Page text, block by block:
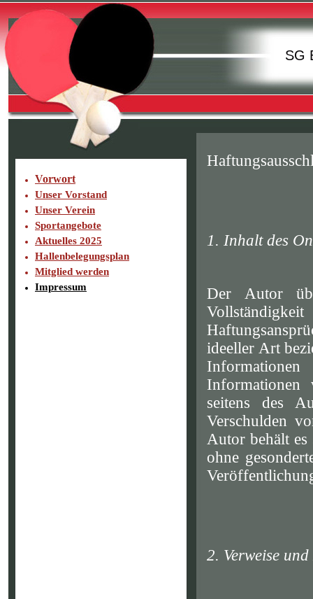
SG
Vorwort
Unser Vorstand
Unser Verein
Sportangebote
Aktuelles 2025
Hallenbelegungsplan
Mitglied werden
Impressum
1. Inhalt des
Der Autor
ideeller Art
Informationen
seitens des
Verschulden
Autor behält es
ohne
2. Verweise